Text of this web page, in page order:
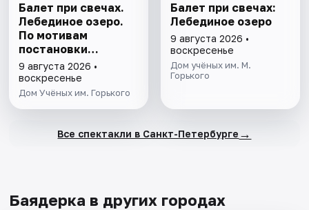
Балет при свечах.
Лебединое озеро.
По мотивам
постановки
Мариуса Петипа
9 августа 2026 •
воскресенье
Дом Учёных им. Горького
Балет при свечах:
Лебединое озеро
9 августа 2026 •
воскресенье
Дом учёных им. М.
Горького
Все спектакли в Санкт-Петербурге →
Баядерка в других городах